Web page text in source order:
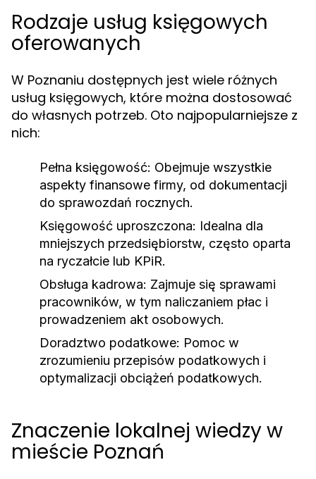
Rodzaje usług księgowych
oferowanych
W Poznaniu dostępnych jest wiele różnych
usług księgowych, które można dostosować
do własnych potrzeb. Oto najpopularniejsze z
nich:
Pełna księgowość: Obejmuje wszystkie
aspekty finansowe firmy, od dokumentacji
do sprawozdań rocznych.
Księgowość uproszczona: Idealna dla
mniejszych przedsiębiorstw, często oparta
na ryczałcie lub KPiR.
Obsługa kadrowa: Zajmuje się sprawami
pracowników, w tym naliczaniem płac i
prowadzeniem akt osobowych.
Doradztwo podatkowe: Pomoc w
zrozumieniu przepisów podatkowych i
optymalizacji obciążeń podatkowych.
Znaczenie lokalnej wiedzy w
mieście Poznań